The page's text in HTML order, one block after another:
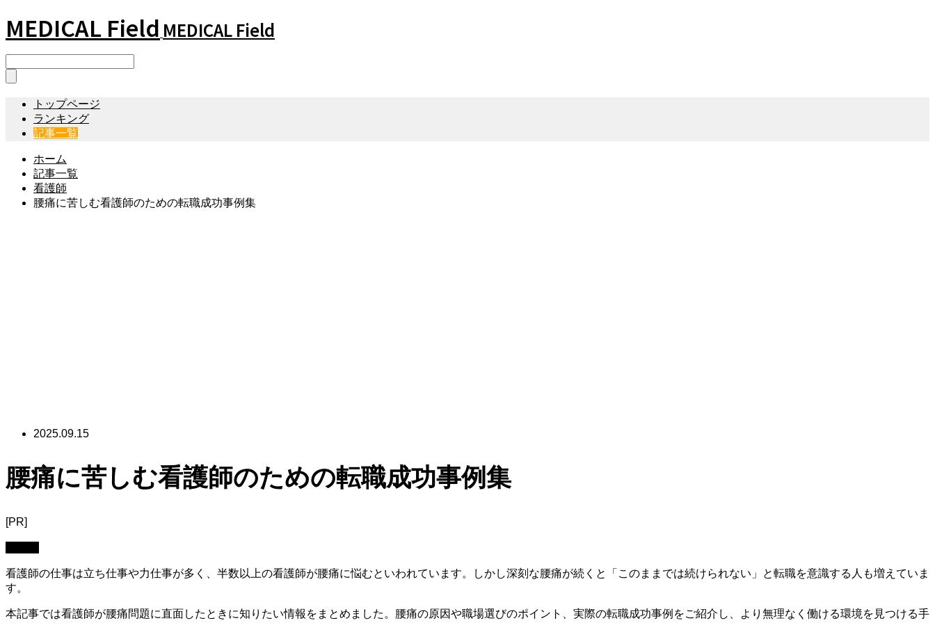
MEDICAL Field MEDICAL Field
トップページ
ランキング
記事一覧
ホーム
記事一覧
看護師
腰痛に苦しむ看護師のための転職成功事例集
2025.09.15
腰痛に苦しむ看護師のための転職成功事例集
[PR]
看護師の仕事は立ち仕事や力仕事が多く、半数以上の看護師が腰痛に悩むといわれています。しかし深刻な腰痛が続くと「このままでは続けられない」と転職を意識する人も増えていま
す。
本記事では看護師が腰痛問題に直面したときに知りたい情報をまとめました。腰痛の原因や職場選びのポイント、実際の転職成功事例をご紹介し、より無理なく働ける環境を見つける手